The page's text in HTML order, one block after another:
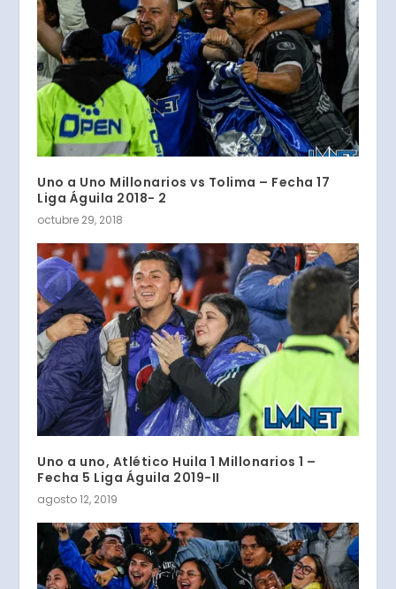
Uno a Uno Millonarios vs Tolima – Fecha 17
Liga Águila 2018- 2
octubre 29, 2018
Uno a uno, Atlético Huila 1 Millonarios 1 –
Fecha 5 Liga Águila 2019-II
agosto 12, 2019